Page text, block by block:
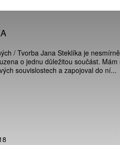
/ Tvorba Jana Steklíka je
o jednu důležitou součást.
souvislostech a zapojoval do ní...